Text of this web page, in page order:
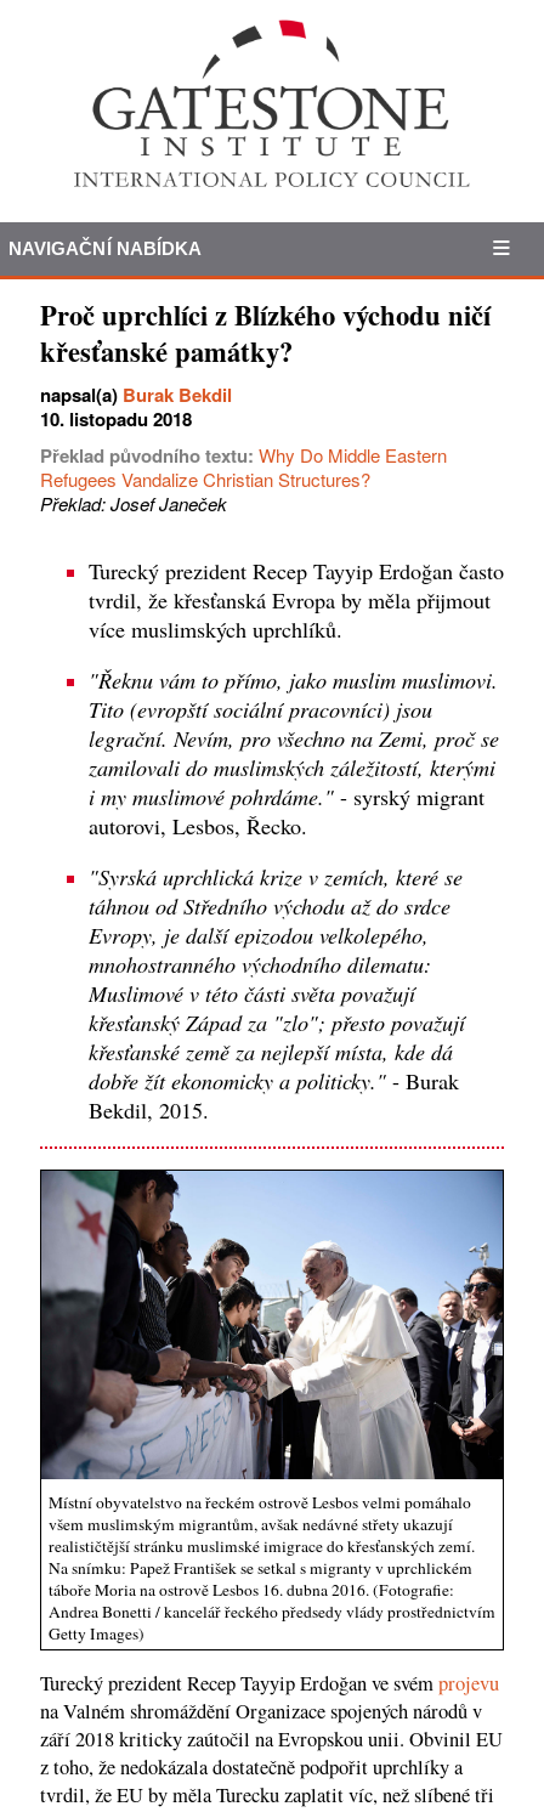
NAVIGAČNÍ NABÍDKA
Proč uprchlíci z Blízkého východu ničí
křesťanské památky?
napsal(a) Burak Bekdil
10. listopadu 2018
Překlad původního textu: Why Do Middle Eastern
Refugees Vandalize Christian Structures?
Překlad: Josef Janeček
Turecký prezident Recep Tayyip Erdoğan často
tvrdil, že křesťanská Evropa by měla přijmout
více muslimských uprchlíků.
"Řeknu vám to přímo, jako muslim muslimovi.
Tito (evropští sociální pracovníci) jsou
legrační. Nevím, pro všechno na Zemi, proč se
zamilovali do muslimských záležitostí, kterými
i my muslimové pohrdáme." - syrský migrant
autorovi, Lesbos, Řecko.
"Syrská uprchlická krize v zemích, které se
táhnou od Středního východu až do srdce
Evropy, je další epizodou velkolepého,
mnohostranného východního dilematu:
Muslimové v této části světa považují
křesťanský Západ za "zlo"; přesto považují
křesťanské země za nejlepší místa, kde dá
dobře žít ekonomicky a politicky." - Burak
Bekdil, 2015.
Místní obyvatelstvo na řeckém ostrově Lesbos velmi pomáhalo
všem muslimským migrantům, avšak nedávné střety ukazují
realističtější stránku muslimské imigrace do křesťanských zemí.
Na snímku: Papež František se setkal s migranty v uprchlickém
táboře Moria na ostrově Lesbos 16. dubna 2016. (Fotografie:
Andrea Bonetti / kancelář řeckého předsedy vlády prostřednictvím
Getty Images)
Turecký prezident Recep Tayyip Erdoğan ve svémprojevu
na Valném shromáždění Organizace spojených národů v
září 2018 kriticky zaútočil na Evropskou unii. Obvinil EU
z toho, že nedokázala dostatečně podpořit uprchlíky a
tvrdil, že EU by měla Turecku zaplatit víc, než slíbené tři